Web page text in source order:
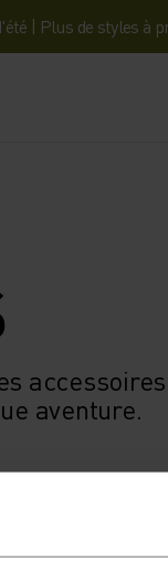
| Plus de styles à
aventure.